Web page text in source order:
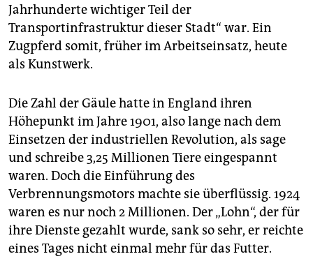
Jahrhunderte wichtiger Teil der
Transportinfrastruktur dieser Stadt“ war. Ein
Zugpferd somit, früher im Arbeitseinsatz, heute
als Kunstwerk.
Die Zahl der Gäule hatte in England ihren
Höhepunkt im Jahre 1901, also lange nach dem
Einsetzen der industriellen Revolution, als sage
und schreibe 3,25 Millionen Tiere eingespannt
waren. Doch die Einführung des
Verbrennungsmotors machte sie überflüssig. 1924
waren es nur noch 2 Millionen. Der „Lohn“, der für
ihre Dienste gezahlt wurde, sank so sehr, er reichte
eines Tages nicht einmal mehr für das Futter.